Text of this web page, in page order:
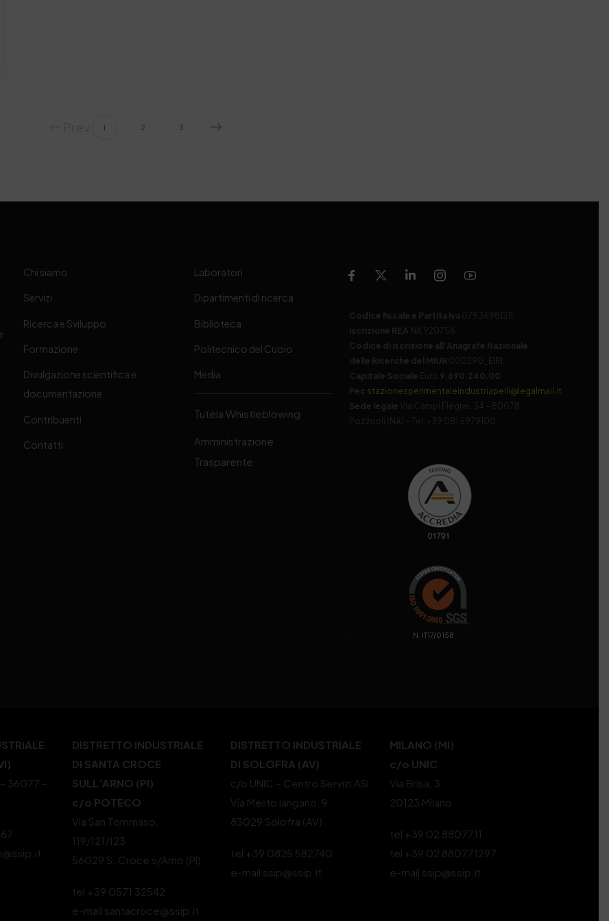
1 2 3
Chi siamo
Servizi
Ricerca e Sviluppo
Formazione
Divulgazione scientifica e
documentazione
Contribuenti
Contatti
Laboratori
Dipartimenti di ricerca
Biblioteca
Politecnico del Cuoio
Media
Tutela Whistleblowing
Amministrazione
Trasparente
Codice fiscale e Partita Iva 07936981211
Iscrizione REA NA 920756
Codice di iscrizione all’Anagrafe Nazionale
delle Ricerche del MIUR 000290_EIRI
Capitale Sociale Euro 9.690.240,00
Pec stazionesperimentaleindustriapelli@legalmail.it
Sede legale
Via Campi Flegrei, 34 – 80078
Pozzuoli (NA) – Tel. +39 081 5979100
. N. IT17/0158
36077 –
DISTRETTO INDUSTRIALE
DI SANTA CROCE
SULL’ARNO (PI)
c/o POTECO
Via San Tommaso,
119/121/123
56029 S. Croce s/Arno (PI)
tel +39 0571 32542
e-mail santacroce@ssip.it
DISTRETTO INDUSTRIALE
DI SOLOFRA (AV)
c/o UNIC – Centro Servizi ASI
Via Melito Iangano, 9
83029 Solofra (AV)
tel +39 0825 582740
e-mail ssip@ssip.it
MILANO (MI)
c/o UNIC
Via Brisa, 3
20123 Milano
tel +39 02 8807711
tel +39 02 880771297
e-mail ssip@ssip.it